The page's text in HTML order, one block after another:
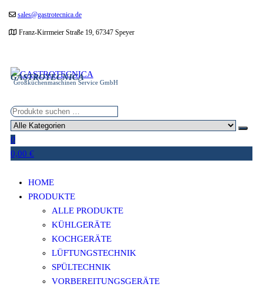
Zumsales@gastrotecnica.de
Franz-Kirrmeier Straße 19, 67347 Speyer
GASTROTECNICA
Großküchenmaschinen Service GmbH
0
0,00 €
HOME
PRODUKTE
ALLE PRODUKTE
KÜHLGERÄTE
KOCHGERÄTE
LÜFTUNGSTECHNIK
SPÜLTECHNIK
VORBEREITUNGSGERÄTE